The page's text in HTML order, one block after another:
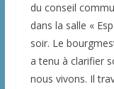
du conseil
dans la salle «
soir. Le
a tenu à clarifier
nous vivons. Il